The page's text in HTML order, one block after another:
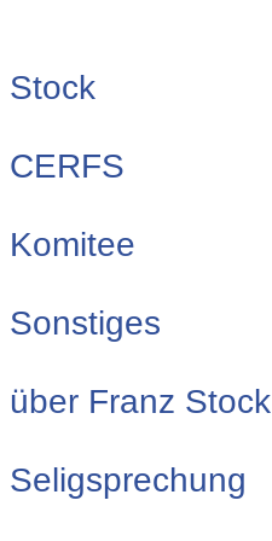
Stock
CERFS
Komitee
Sonstiges
über Franz Stock
Seligsprechung